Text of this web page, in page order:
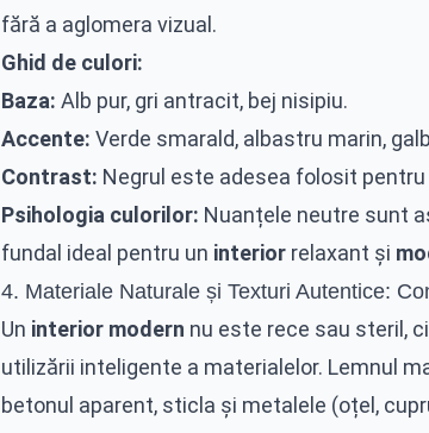
fără a aglomera vizual.
Ghid de culori:
Baza: Alb pur, gri antracit, bej nisipiu.
Accente: Verde smarald, albastru marin,
Contrast: Negrul este adesea folosit
Psihologia culorilor: Nuanțele neutre sunt
fundal ideal pentru un interior relaxant și
4. Materiale Naturale și Texturi Autentice:
Un interior modern nu este rece sau steril,
utilizării inteligente a materialelor. Lemnul
betonul aparent, sticla și metalele (oțel,